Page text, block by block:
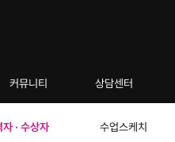
커뮤니티 상담센터
자 · 수상자 수업스케치